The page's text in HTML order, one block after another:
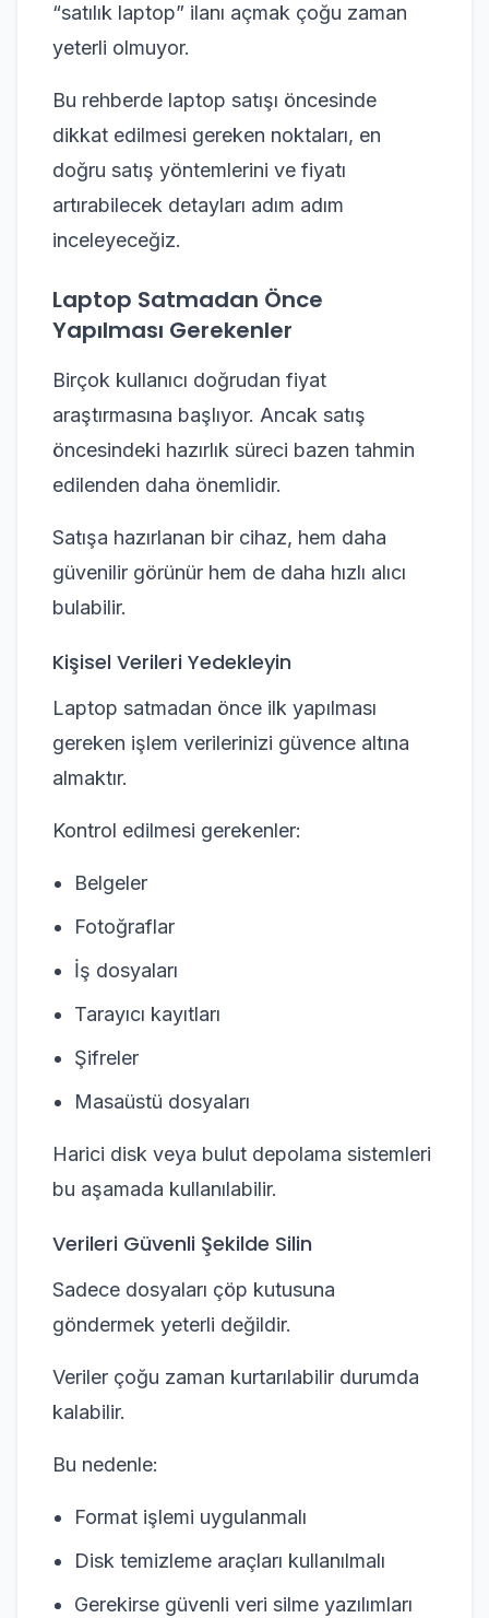
“satılık laptop” ilanı açmak çoğu zaman
yeterli olmuyor.
Bu rehberde laptop satışı öncesinde
dikkat edilmesi gereken noktaları, en
doğru satış yöntemlerini ve fiyatı
artırabilecek detayları adım adım
inceleyeceğiz.
Laptop Satmadan Önce
Yapılması Gerekenler
Birçok kullanıcı doğrudan fiyat
araştırmasına başlıyor. Ancak satış
öncesindeki hazırlık süreci bazen tahmin
edilenden daha önemlidir.
Satışa hazırlanan bir cihaz, hem daha
güvenilir görünür hem de daha hızlı alıcı
bulabilir.
Kişisel Verileri Yedekleyin
Laptop satmadan önce ilk yapılması
gereken işlem verilerinizi güvence altına
almaktır.
Kontrol edilmesi gerekenler:
Belgeler
Fotoğraflar
İş dosyaları
Tarayıcı kayıtları
Şifreler
Masaüstü dosyaları
Harici disk veya bulut depolama sistemleri
bu aşamada kullanılabilir.
Verileri Güvenli Şekilde Silin
Sadece dosyaları çöp kutusuna
göndermek yeterli değildir.
Veriler çoğu zaman kurtarılabilir durumda
kalabilir.
Bu nedenle:
Format işlemi uygulanmalı
Disk temizleme araçları kullanılmalı
Gerekirse güvenli veri silme yazılımları